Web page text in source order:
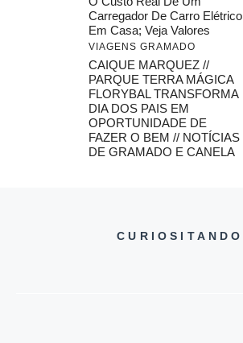
Carregador De Carro Elétrico
Em Casa; Veja Valores
VIAGENS GRAMADO
CAIQUE MARQUEZ //
PARQUE TERRA MÁGICA
FLORYBAL TRANSFORMA
DIA DOS PAIS EM
OPORTUNIDADE DE
FAZER O BEM // NOTÍCIAS
DE GRAMADO E CANELA
CURIOSITANDO